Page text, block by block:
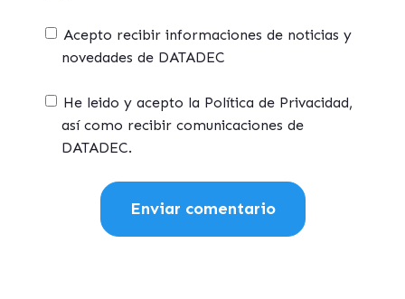
Acepto recibir informaciones de noticias y
novedades de DATADEC
He leido y acepto la Política de Privacidad,
así como recibir comunicaciones de
DATADEC.